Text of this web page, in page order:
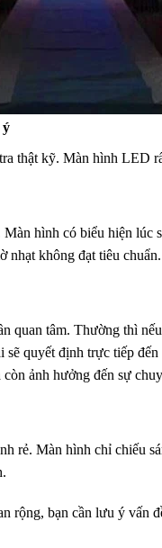
ý
thật kỹ. Màn hình LED
hình có biểu hiện lúc
nhạt không đạt tiêu chuẩn.
quan tâm. Thường thì
quyết định trực tiếp
ảnh hưởng đến sự
rẻ. Màn hình chỉ chiếu
bạn cần lưu ý vấn